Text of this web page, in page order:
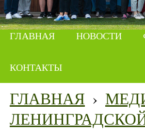
ГЛАВНАЯ НОВОСТИ
КОНТАКТЫ
ГЛАВНАЯ ›